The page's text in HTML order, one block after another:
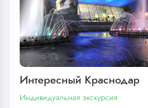
Интересный Краснодар
Индивидуальная экскурсия